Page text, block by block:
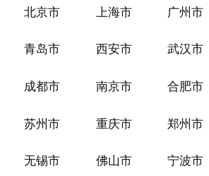
北京市 上海市 广州市
青岛市 西安市 武汉市
成都市 南京市 合肥市
苏州市 重庆市 郑州市
无锡市 佛山市 宁波市